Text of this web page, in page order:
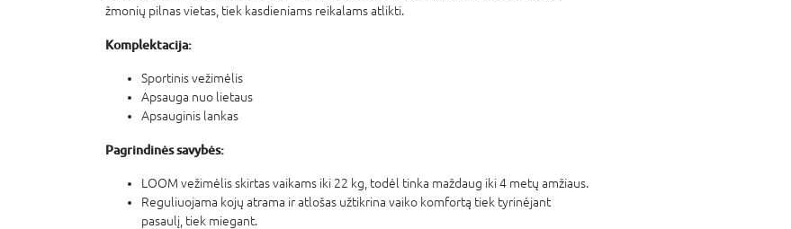
žmonių pilnas vietas, tiek kasdieniams reikalams atlikti.
Komplektacija:
Sportinis vežimėlis
Apsauga nuo lietaus
Apsauginis lankas
Pagrindinės savybės:
LOOM vežimėlis skirtas vaikams iki 22 kg, todėl tinka maždaug iki 4 metų amžiaus.
Reguliuojama kojų atrama ir atlošas užtikrina vaiko komfortą tiek tyrinėjant
pasaulį, tiek miegant.